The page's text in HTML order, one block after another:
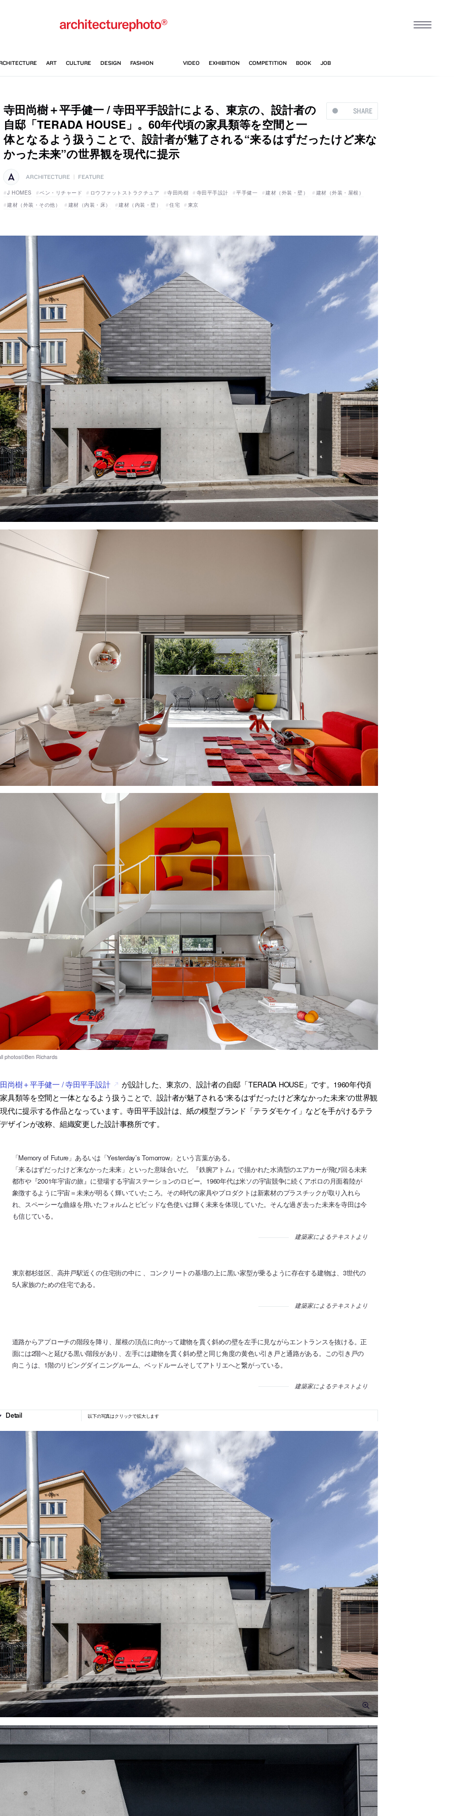
SHARE
寺田尚樹＋平手健一 / 寺田平手設計による、東京の、設計者の
自邸「TERADA HOUSE」。60年代頃の家具類等を空間と一
体となるよう扱うことで、設計者が魅了される“来るはずだったけど来な
かった未来”の世界観を現代に提示
ARCHITECTURE FEATURE
J HOMES ベン・リチャード ロウファットストラクチュア 寺田尚樹 寺田平手設計 平手健一 建材（外装・壁）
建材（外装・屋根）
建材（外装・その他）
建材（内装・床） 建材（内装・壁） 住宅 東京
尚樹＋平手健一 / 寺田平手設計
が設計した、東京の、設計者の自邸「TERADA HOUSE」です。1960年代頃
具類等を空間と一体となるよう扱うことで、設計者が魅了される“来るはずだったけど来なかった未来”の世界観
代に提示する作品となっています。寺田平手設計は、紙の模型ブランド「テラダモケイ」などを手がけるテラ
ザインが改称、組織変更した設計事務所です。
「Memory of Future」あるいは「Yesterday’s Tomorrow」という言葉がある。
「来るはずだったけど来なかった未来」といった意味合いだ。『鉄腕アトム』で描かれた水滴型のエアカーが飛び回る未来
都市や『2001年宇宙の旅』に登場する宇宙ステーションのロビー。1960年代は米ソの宇宙競争に続くアポロの月面着陸が
象徴するように宇宙＝未来が明るく輝いていたころ。その時代の家具やプロダクトは新素材のプラスチックが取り入れら
れ、スペーシーな曲線を用いたフォルムとビビッドな色使いは輝く未来を体現していた。そんな過ぎ去った未来を寺田は今
も信じている。
建築家によるテキストより
東京都杉並区、高井戸駅近くの住宅街の中に 、コンクリートの基壇の上に黒い家型が乗るように存在する建物は、3世代の
5人家族のための住宅である。
建築家によるテキストより
道路からアプローチの階段を降り、屋根の頂点に向かって建物を貫く斜めの壁を左手に見ながらエントランスを抜ける。正
面には2階へと延びる黒い階段があり、左手には建物を貫く斜め壁と同じ角度の黄色い引き戸と通路がある。この引き戸の
向こうは、1階のリビングダイニングルーム、ベッドルームそしてアトリエへと繋がっている。
建築家によるテキストより
以下の写真はクリックで拡大します